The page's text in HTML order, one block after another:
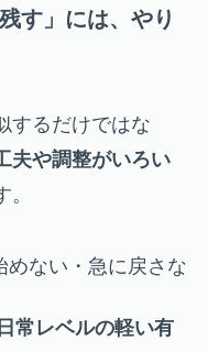
す」には、やり
するだけではな
夫や調整がいろい
めない・急に戻さな
日常レベルの軽い有